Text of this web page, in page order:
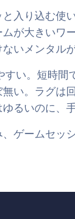
入り込む使
が大きいワ
いメンタルが
い。短時間
い。ラグは
るいのに、
ゲームセッ